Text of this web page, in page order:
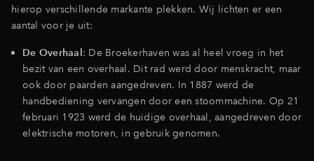
hierop verschillende markante plekken. Wij lichten er een
aantal voor je uit:
De Overhaal: De Broekerhaven was al heel vroeg in het
bezit van een overhaal. Dit rad werd door menskracht, maar
ook door paarden aangedreven. In 1887 werd de
handbediening vervangen door een stoommachine. Op 21
februari 1923 werd de huidige overhaal, aangedreven door
elektrische motoren, in gebruik genomen.